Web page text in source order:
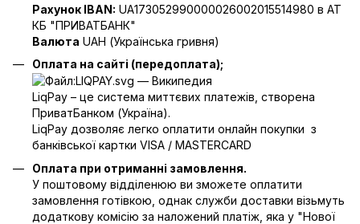
Рахунок IBAN: UA173052990000026002015514980 в АТ
КБ "ПРИВАТБАНК"
Валюта UAH (Українська гривня)
Оплата на сайті (передоплата);
LiqPay – це система миттєвих платежів, створена
ПриватБанком (Україна).
LiqPay дозволяє легко оплатити онлайн покупки з
банківської картки VISA / MASTERCARD
Оплата при отриманні замовлення.
У поштовому відділенюю ви зможете оплатити
замовлення готівкою, однак служби доставки візьмуть
додаткову комісію за наложений платіж, яка у "Нової